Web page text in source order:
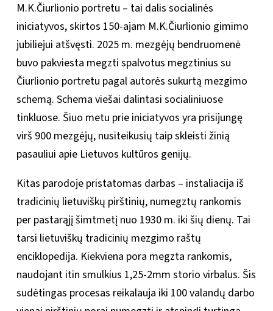
M.K.Čiurlionio portretu – tai dalis socialinės
iniciatyvos, skirtos 150-ajam M.K.Čiurlionio gimimo
jubiliejui atšvęsti. 2025 m. mezgėjų bendruomenė
buvo pakviesta megzti spalvotus megztinius su
Čiurlionio portretu pagal autorės sukurtą mezgimo
schemą. Schema viešai dalintasi socialiniuose
tinkluose. Šiuo metu prie iniciatyvos yra prisijungę
virš 900 mezgėjų, nusiteikusių taip skleisti žinią
pasauliui apie Lietuvos kultūros genijų.
Kitas parodoje pristatomas darbas – instaliacija iš
tradicinių lietuviškų pirštinių, numegztų rankomis
per pastarąjį šimtmetį nuo 1930 m. iki šių dienų. Tai
tarsi lietuviškų tradicinių mezgimo raštų
enciklopedija. Kiekviena pora megzta rankomis,
naudojant itin smulkius 1,25-2mm storio virbalus. Šis
sudėtingas procesas reikalauja iki 100 valandų darbo